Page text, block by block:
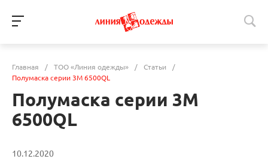
Главная / ТОО «Линия одежды» / Статьи
/
Полумаска серии 3М 6500QL
Полумаска серии 3М
6500QL
10.12.2020